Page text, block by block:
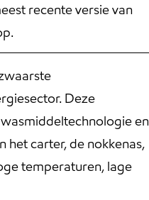
recente versie van
Deze
en
carter, de nokkenas,
temperaturen, lage